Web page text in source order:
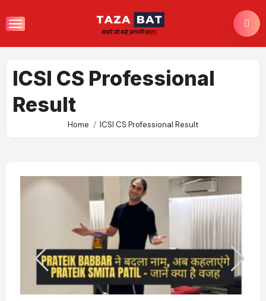
to
ICSI CS Professional
Result
Home ICSI CS Professional Result